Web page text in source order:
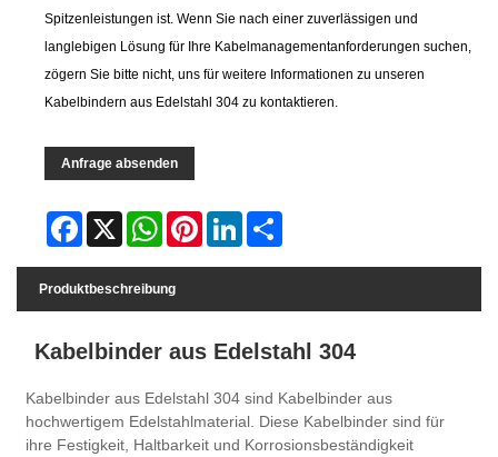
Spitzenleistungen ist. Wenn Sie nach einer zuverlässigen und
langlebigen Lösung für Ihre Kabelmanagementanforderungen suchen,
zögern Sie bitte nicht, uns für weitere Informationen zu unseren
Kabelbindern aus Edelstahl 304 zu kontaktieren.
Anfrage absenden
Facebook
X WhatsAppPinterestLinkedIn
Produktbeschreibung
Kabelbinder aus Edelstahl 304
Kabelbinder aus Edelstahl 304 sind Kabelbinder aus
hochwertigem Edelstahlmaterial. Diese Kabelbinder sind für
ihre Festigkeit, Haltbarkeit und Korrosionsbeständigkeit